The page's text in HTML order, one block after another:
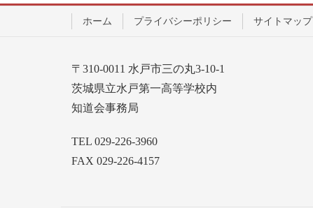
ホーム プライバシーポリシー サイトマップ
〒310-0011 水戸市三の丸3-10-1
茨城県立水戸第一高等学校内
知道会事務局
TEL 029-226-3960
FAX 029-226-4157